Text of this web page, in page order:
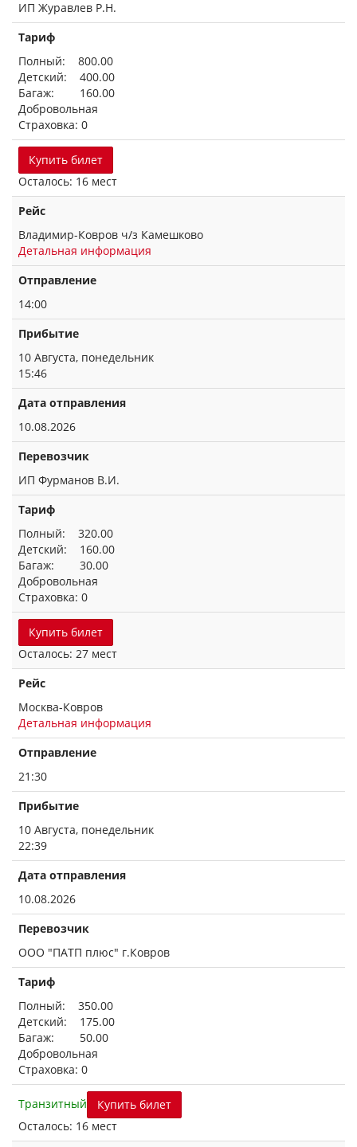
ИП Журавлев Р.Н.
Тариф
Полный: 800.00
Детский: 400.00
Багаж: 160.00
Добровольная
Страховка: 0
Купить билет
Осталось: 16 мест
Рейс
Владимир-Ковров ч/з Камешково
Детальная информация
Отправление
14:00
Прибытие
10 Августа, понедельник
15:46
Дата отправления
10.08.2026
Перевозчик
ИП Фурманов В.И.
Тариф
Полный: 320.00
Детский: 160.00
Багаж: 30.00
Добровольная
Страховка: 0
Купить билет
Осталось: 27 мест
Рейс
Москва-Ковров
Детальная информация
Отправление
21:30
Прибытие
10 Августа, понедельник
22:39
Дата отправления
10.08.2026
Перевозчик
ООО "ПАТП плюс" г.Ковров
Тариф
Полный: 350.00
Детский: 175.00
Багаж: 50.00
Добровольная
Страховка: 0
Транзитный
Купить билет
Осталось: 16 мест